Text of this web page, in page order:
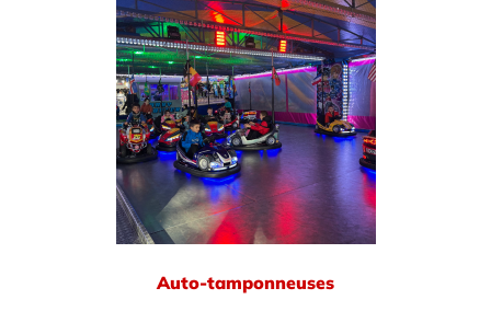
Auto-tamponneuses